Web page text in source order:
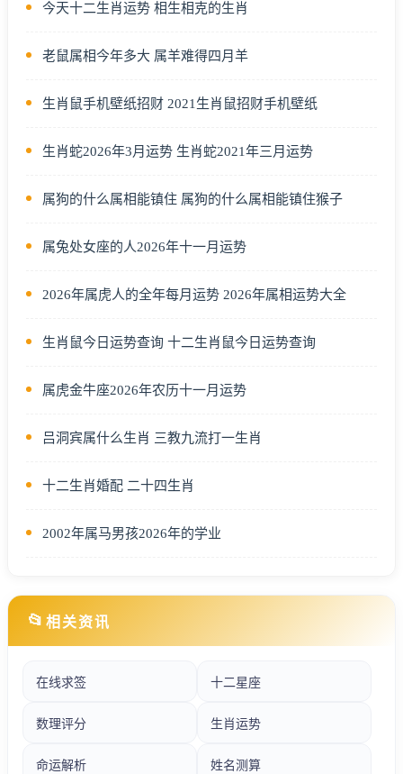
今天十二生肖运势 相生相克的生肖
老鼠属相今年多大 属羊难得四月羊
生肖鼠手机壁纸招财 2021生肖鼠招财手机壁纸
生肖蛇2026年3月运势 生肖蛇2021年三月运势
属狗的什么属相能镇住 属狗的什么属相能镇住猴子
属兔处女座的人2026年十一月运势
2026年属虎人的全年每月运势 2026年属相运势大全
生肖鼠今日运势查询 十二生肖鼠今日运势查询
属虎金牛座2026年农历十一月运势
吕洞宾属什么生肖 三教九流打一生肖
十二生肖婚配 二十四生肖
2002年属马男孩2026年的学业
📂 相关资讯
在线求签 十二星座
数理评分 生肖运势
命运解析 姓名测算